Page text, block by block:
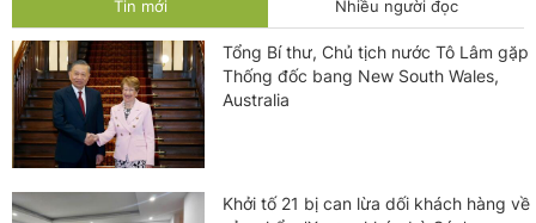
Tin mới Nhiều người đọc
Tổng Bí thư, Chủ tịch nước Tô Lâm gặp
Thống đốc bang New South Wales,
Australia
Khởi tố 21 bị can lừa dối khách hàng về